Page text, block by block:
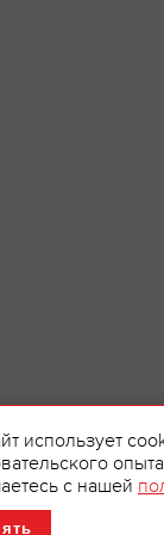
использует
с нашей